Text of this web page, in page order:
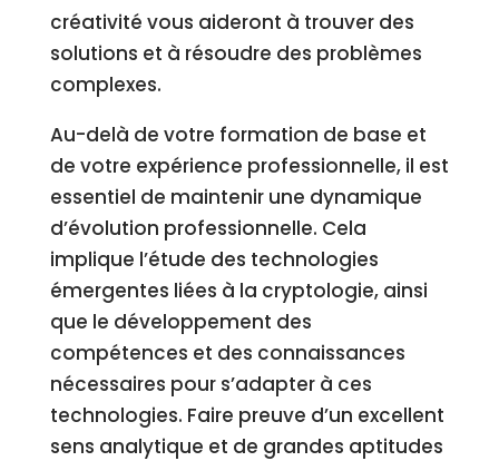
créativité vous aideront à trouver des
solutions et à résoudre des problèmes
complexes.
Au-delà de votre formation de base et
de votre expérience professionnelle, il est
essentiel de maintenir une dynamique
d’évolution professionnelle. Cela
implique l’étude des technologies
émergentes liées à la cryptologie, ainsi
que le développement des
compétences et des connaissances
nécessaires pour s’adapter à ces
technologies. Faire preuve d’un excellent
sens analytique et de grandes aptitudes